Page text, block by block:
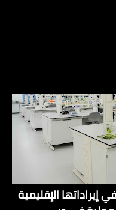
تحقق نمواً بنسبة 20% في إيراداتها الإقليمية